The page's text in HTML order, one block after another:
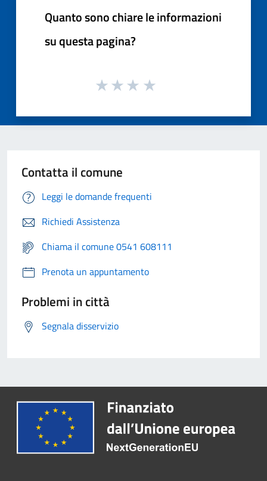
Quanto sono chiare le informazioni
su questa pagina?
Contatta il comune
Leggi le domande frequenti
Richiedi Assistenza
Chiama il comune 0541 608111
Prenota un appuntamento
Problemi in città
Segnala disservizio